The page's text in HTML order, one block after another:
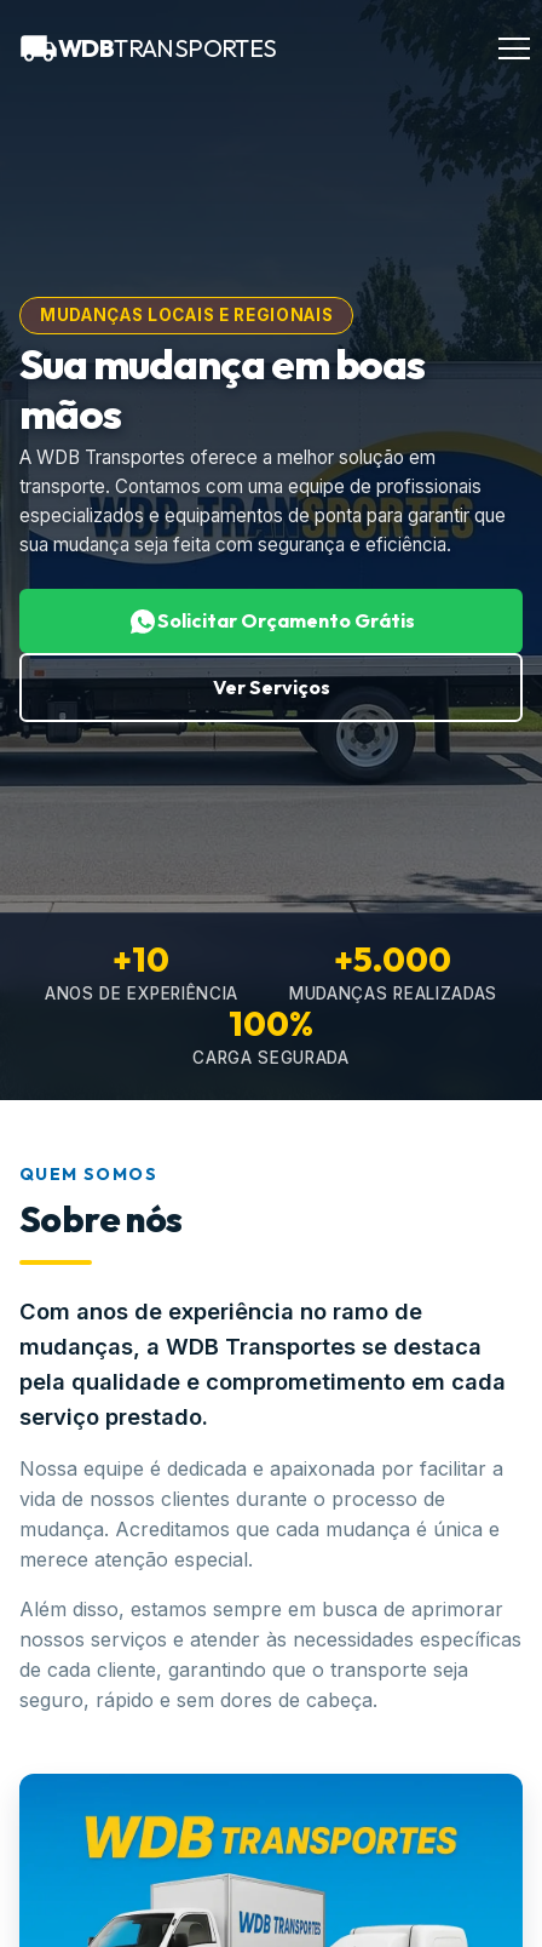
WDBTRANSPORTES
MUDANÇAS LOCAIS E REGIONAIS
Sua mudança em boas
mãos
A WDB Transportes oferece a melhor solução em
transporte. Contamos com uma equipe de profissionais
especializados e equipamentos de ponta para garantir que
sua mudança seja feita com segurança e eficiência.
Solicitar Orçamento Grátis
Ver Serviços
+10
ANOS DE EXPERIÊNCIA
+5.000
MUDANÇAS REALIZADAS
100%
CARGA SEGURADA
QUEM SOMOS
Sobre nós
Com anos de experiência no ramo de
mudanças, a WDB Transportes se destaca
pela qualidade e comprometimento em cada
serviço prestado.
Nossa equipe é dedicada e apaixonada por facilitar a
vida de nossos clientes durante o processo de
mudança. Acreditamos que cada mudança é única e
merece atenção especial.
Além disso, estamos sempre em busca de aprimorar
nossos serviços e atender às necessidades específicas
de cada cliente, garantindo que o transporte seja
seguro, rápido e sem dores de cabeça.